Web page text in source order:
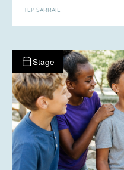
TEP SARRAIL
Stage